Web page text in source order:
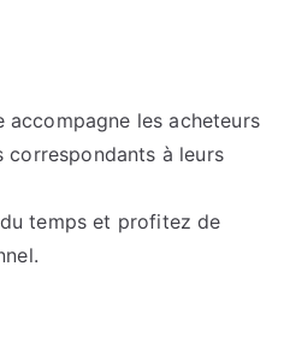
accompagne les acheteurs
correspondants à leurs
temps et profitez de